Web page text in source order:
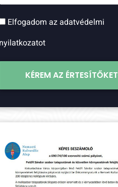
Elfogadom az adatvédelmi
nyilatkozatot
KÉREM AZ ÉRTESÍTŐKET